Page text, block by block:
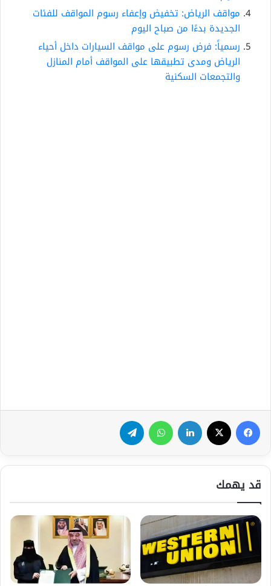
مواقف الرياض: تخفيض وإعفاء رسوم المواقف للفئات
الجديدة بدءًا من صباح اليوم
رسمياً: فرض رسوم على مواقف السيارات داخل أحياء
الرياض ومدى تطبيقها على المواقف أمام المنازل
والتجمعات السكنية
فيسبوك لينكدإن واتساب
قد يهمك